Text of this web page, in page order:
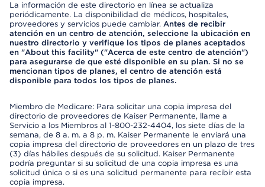
La información de este directorio en línea se actualiza
periódicamente. La disponibilidad de médicos, hospitales,
proveedores y servicios puede cambiar. Antes de recibir
atención en un centro de atención, seleccione la ubicación en
nuestro directorio y verifique los tipos de planes aceptados
en "About this facility" ("Acerca de este centro de atención")
para asegurarse de que esté disponible en su plan. Si no se
mencionan tipos de planes, el centro de atención está
disponible para todos los tipos de planes.
Miembro de Medicare: Para solicitar una copia impresa del
directorio de proveedores de Kaiser Permanente, llame a
Servicio a los Miembros al 1-800-232-4404, los siete días de la
semana, de 8 a. m. a 8 p. m. Kaiser Permanente le enviará una
copia impresa del directorio de proveedores en un plazo de tres
(3) días hábiles después de su solicitud. Kaiser Permanente
podría preguntar si su solicitud de una copia impresa es una
solicitud única o si es una solicitud permanente para recibir esta
copia impresa.